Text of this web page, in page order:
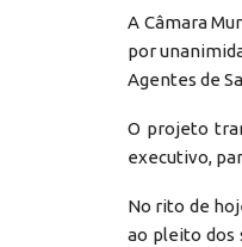
A Câmara
por
Agentes de
O projeto
executivo,
No rito de
ao pleito dos